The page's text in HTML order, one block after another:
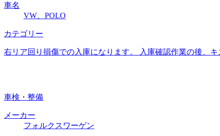
車名
VW、POLO
カテゴリー
右リア回り損傷での入庫になります。 入庫確認作業の後、
車検・整備
メーカー
フォルクスワーゲン